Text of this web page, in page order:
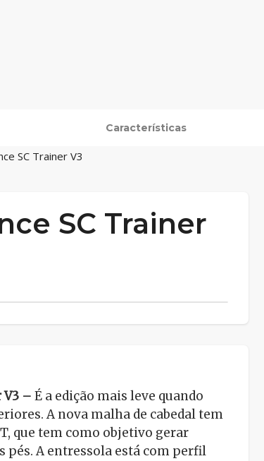
Características
SC Trainer V3
SC Trainer
V3 – É a edição mais leve quando
A nova malha de cabedal tem
que tem como objetivo gerar
pés. A entressola está com perfil